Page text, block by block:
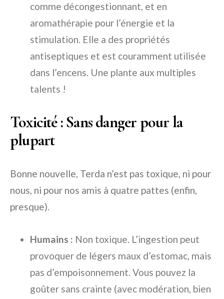
comme décongestionnant, et en
aromathérapie pour l’énergie et la
stimulation. Elle a des propriétés
antiseptiques et est couramment utilisée
dans l’encens. Une plante aux multiples
talents !
Toxicité : Sans danger pour la
plupart
Bonne nouvelle, Terda n’est pas toxique, ni pour
nous, ni pour nos amis à quatre pattes (enfin,
presque).
Humains : Non toxique. L’ingestion peut
provoquer de légers maux d’estomac, mais
pas d’empoisonnement. Vous pouvez la
goûter sans crainte (avec modération, bien